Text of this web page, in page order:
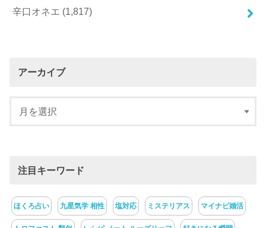
辛口オネエ (1,817)
アーカイブ
注目キーワード
ほくろ占い 九星気学 相性 塩対応 ミステリアス マイナビ婚活